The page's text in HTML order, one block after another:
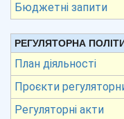
Бюджетні запити
РЕГУЛЯТОРНА
План діяльності
Проєкти
Регуляторні акти